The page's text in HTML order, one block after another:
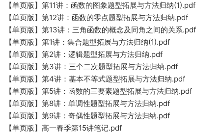
【单页版】第11讲：函数的图象题型拓展与方法归纳(1).pdf
【单页版】第12讲：函数的零点题型拓展与方法归纳.pdf
【单页版】第13讲：三角函数的概念及同角之间的关系.pdf
【单页版】第1讲：集合题型拓展与方法归纳(1).pdf
【单页版】第2讲：逻辑题型拓展与方法归纳.pdf
【单页版】第3讲：三个二次题型拓展与方法归纳.pdf
【单页版】第4讲：基本不等式题型拓展与方法归纳.pdf
【单页版】第5讲：函数的三要素题型拓展与方法归纳.pdf
【单页版】第8讲：单调性题型拓展与方法归纳.pdf
【单页版】第9讲：奇偶性题型拓展与方法归纳.pdf
【单页版】高一春季第15讲笔记.pdf